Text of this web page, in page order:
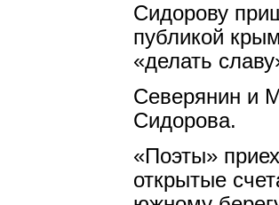
Сидорову
публикой
«делать
Северянин и
Сидорова.
«Поэты»
открытые